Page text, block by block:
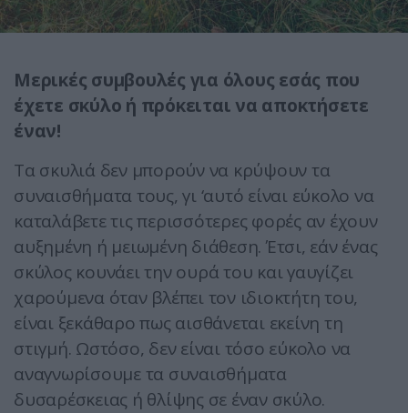
Μερικές συμβουλές για όλους εσάς που
έχετε σκύλο ή πρόκειται να αποκτήσετε
έναν!
Τα σκυλιά δεν μπορούν να κρύψουν τα
συναισθήματα τους, γι ‘αυτό είναι εύκολο να
καταλάβετε τις περισσότερες φορές αν έχουν
αυξημένη ή μειωμένη διάθεση. Έτσι, εάν ένας
σκύλος κουνάει την ουρά του και γαυγίζει
χαρούμενα όταν βλέπει τον ιδιοκτήτη του,
είναι ξεκάθαρο πως αισθάνεται εκείνη τη
στιγμή. Ωστόσο, δεν είναι τόσο εύκολο να
αναγνωρίσουμε τα συναισθήματα
δυσαρέσκειας ή θλίψης σε έναν σκύλο.